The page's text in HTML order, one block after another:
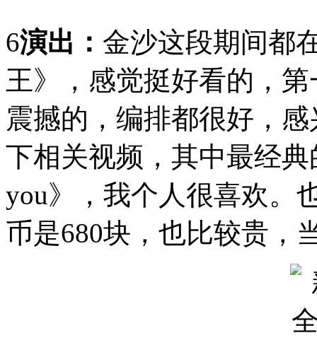
6演出： 金沙这段期间都
王》，感觉挺好看的，
震撼的，编排都很好，
下相关视频，其中最经
you》，我个人很喜欢。
币是680块，也比较贵，